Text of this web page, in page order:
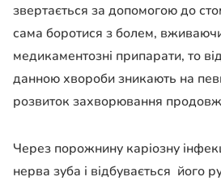
звертається за допомогою до
сама боротися з болем, вживаючи
медикаментозні припарати, то
данною хвороби зникають на
розвиток захворювання
Через порожнину каріозну
нерва зуба і відбувається його